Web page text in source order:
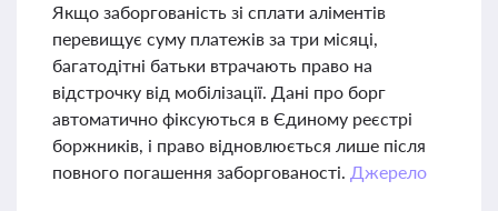
Якщо заборгованість зі сплати аліментів
перевищує суму платежів за три місяці,
багатодітні батьки втрачають право на
відстрочку від мобілізації. Дані про борг
автоматично фіксуються в Єдиному реєстрі
боржників, і право відновлюється лише після
повного погашення заборгованості. Джерело